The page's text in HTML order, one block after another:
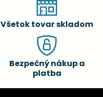
Všetok tovar skladom
Bezpečný nákup a
platba